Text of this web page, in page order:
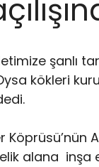
şanlı
kökleri
alana inşa